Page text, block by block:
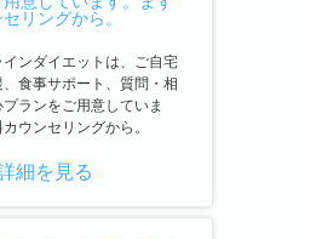
ンダイエットは、ご自宅
食事サポート、質問・相
ランをご用意していま
ウンセリングから。
細を見る